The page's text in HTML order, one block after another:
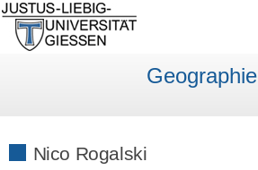
Geographie
Nico Rogalski